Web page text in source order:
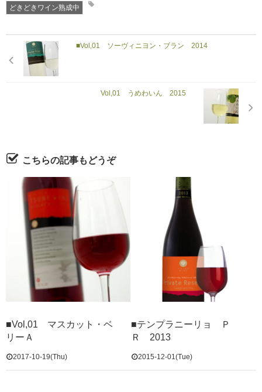
どきどきワイン熟成中
■Vol,01 ソーヴィニヨン・ブラン 2014
Vol,01 うめわいん 2015
こちらの記事もどうぞ
■Vol,01 マスカット・ベ
リーＡ
2017-10-19(Thu)
■テンプラニーリョ Ｐ
Ｒ 2013
2015-12-01(Tue)